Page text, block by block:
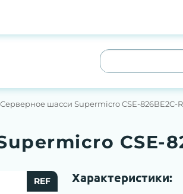
Серверное шасси Supermicro CSE-826BE2C-
CSE-
REF Характеристики: